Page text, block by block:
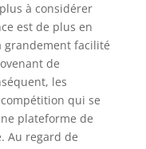
à considérer
est de plus en
grandement facilité
de
les
qui se
plateforme de
Au regard de